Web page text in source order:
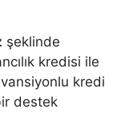
şeklinde
kredisi ile
kredi
destek